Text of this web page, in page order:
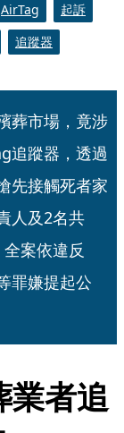
AirTag
起訴
追蹤器
葬市場，竟涉
追蹤器，透過
先接觸死者家
人及2名共
案依違反
罪嫌提起公
者追